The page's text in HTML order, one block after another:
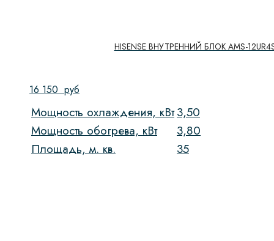
HISENSE ВНУТРЕННИЙ БЛОК AMS-
16 150 руб
Мощность охлаждения, кВт3,50
Мощность обогрева, кВт
3,80
Площадь, м. кв.
35